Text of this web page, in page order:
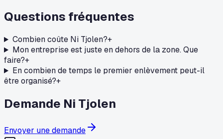
Questions fréquentes
Combien coûte Ni Tjolen?+
Mon entreprise est juste en dehors de la zone. Que
faire?+
En combien de temps le premier enlèvement peut-il
être organisé?+
Demande Ni Tjolen
Envoyer une demande